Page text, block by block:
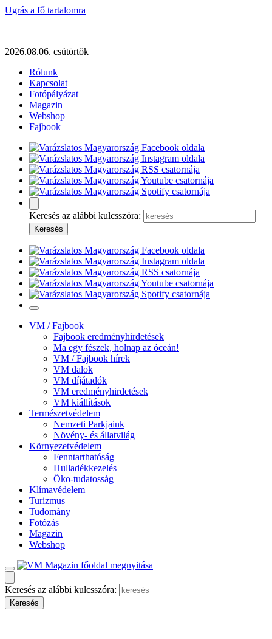
Ugrás a fő tartalomra
2026.08.06. csütörtök
Rólunk
Kapcsolat
Fotópályázat
Magazin
Webshop
Fajbook
Keresés az alábbi kulcsszóra:
VM / Fajbook
Fajbook eredményhirdetések
Ma egy fészek, holnap az óceán!
VM / Fajbook hírek
VM dalok
VM díjátadók
VM eredményhirdetések
VM kiállítások
Természetvédelem
Nemzeti Parkjaink
Növény- és állatvilág
Környezetvédelem
Fenntarthatóság
Hulladékkezelés
Öko-tudatosság
Klímavédelem
Turizmus
Tudomány
Fotózás
Magazin
Webshop
Keresés az alábbi kulcsszóra: